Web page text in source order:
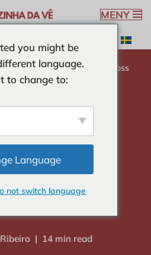
MENY
torkade russin socker? Låt oss
det tillsammans!
russin
Låt oss ta
på det
14 min read
you might be
language.
to change to:
Language
not switch language